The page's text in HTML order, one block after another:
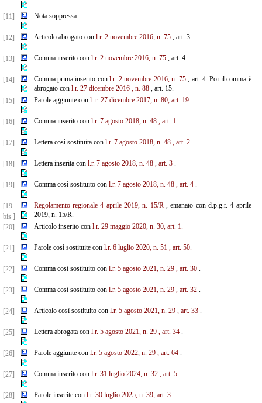
[11] Nota soppressa.
[12] Articolo abrogato con l.r. 2 novembre 2016, n. 75, art. 3.
[13] Comma inserito con l.r. 2 novembre 2016, n. 75, art. 4.
[14] Comma prima inserito conl.r. 2 novembre 2016, n. 75, art. 4. Poi il comma è
abrogato con l.r. 27 dicembre 2016 , n. 88, art. 15.
[15]
Parole aggiunte con l .r. 27 dicembre 2017, n. 80, art. 19.
[16] Comma inserito con l.r. 7 agosto 2018, n. 48 , art. 1.
[17] Lettera così sostituita con l.r. 7 agosto 2018, n. 48 , art. 2.
[18] Lettera inserita con l.r. 7 agosto 2018, n. 48 , art. 3.
[19] Comma così sostituito con l.r. 7 agosto 2018, n. 48 , art. 4.
[19
bis ]
Regolamento regionale 4 aprile 2019, n. 15/R, emanato con d.p.g.r. 4 aprile
2019, n. 15/R.
[20]
Articolo inserito con l.r. 29 maggio 2020, n. 30, art. 1.
[21] Parole così sostituite con l.r. 6 luglio 2020, n. 51 , art. 50.
[22] Comma così sostituito con l.r. 5 agosto 2021, n. 29 , art. 30.
[23] Comma così sostituito con l.r. 5 agosto 2021, n. 29 , art. 32.
[24] Articolo così sostituito con l.r. 5 agosto 2021, n. 29 , art. 33.
[25] Lettera abrogata con l.r. 5 agosto 2021, n. 29 , art. 34.
[26] Parole aggiunte con l.r. 5 agosto 2022, n. 29 , art. 64.
[27] Comma inserito con l.r. 31 luglio 2024, n. 32 , art. 5.
[28] Parole inserite con l.r. 30 luglio 2025, n. 39, art. 3.